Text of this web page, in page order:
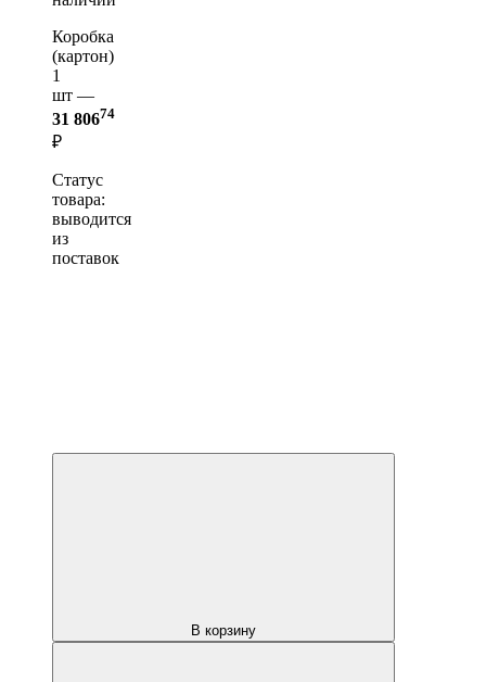
Коробка
(картон)
1
шт —
31 80674
₽
Статус
товара:
выводится
из
поставок
В корзину